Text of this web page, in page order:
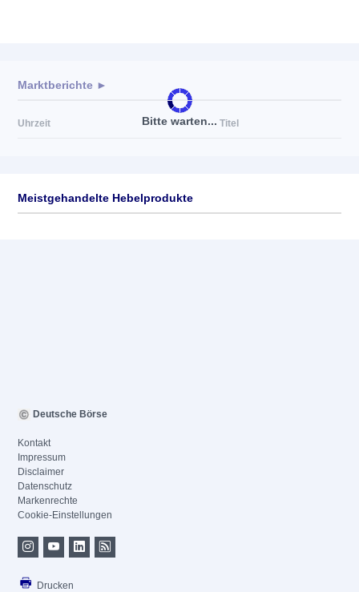
Bitte warten...
Marktberichte ►
Uhrzeit Titel
Meistgehandelte Hebelprodukte
Deutsche Börse
Kontakt
Impressum
Disclaimer
Datenschutz
Markenrechte
Cookie-Einstellungen
Drucken